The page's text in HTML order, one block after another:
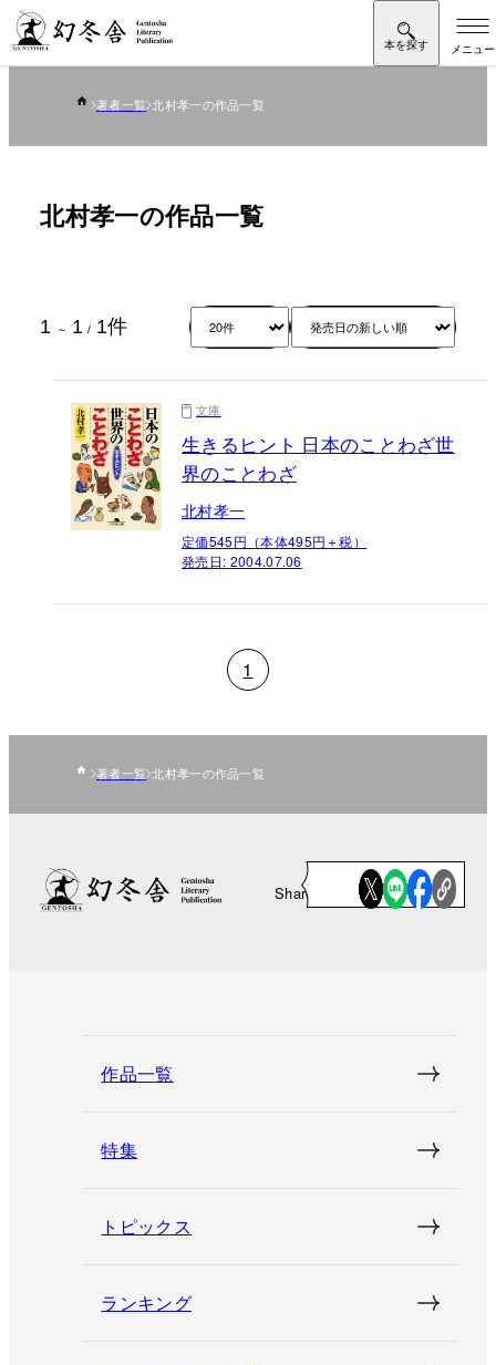
著者一覧 北村孝一の作品一覧
北村孝一の作品一覧
1 ～ 1 / 1件
文庫
生きるヒント 日本のことわざ世
界のことわざ
北村孝一
定価545円（本体495円＋税）
発売日: 2004.07.06
1
著者一覧 北村孝一の作品一覧
Share
作品一覧
特集
トピックス
ランキング